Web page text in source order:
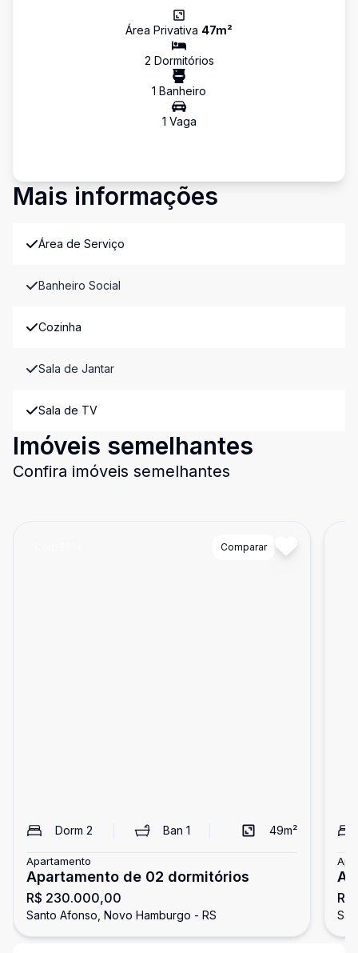
Área Privativa 47m²
2 Dormitórios
1 Banheiro
1 Vaga
Mais informações
Área de Serviço
Banheiro Social
Cozinha
Sala de Jantar
Sala de TV
Imóveis semelhantes
Confira imóveis semelhantes
Comparar
Dorm 2 Ban 1 49m²
Apartamento
Apartamento de 02 dormitórios
R$ 230.000,00
Santo Afonso, Novo Hamburgo - RS